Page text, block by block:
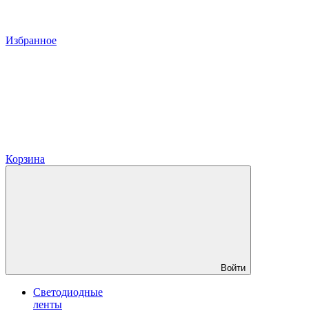
Избранное
Корзина
Войти
Светодиодные
ленты